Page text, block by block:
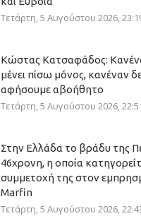
Τετάρτη, 5 Αυγούστου 2026,
Κώστας Κατσαφάδος:
μένει πίσω μόνος, κανέναν
αφήσουμε αβοήθητο
Τετάρτη, 5 Αυγούστου 2026,
Στην Ελλάδα το βράδυ της
46χρονη, η οποία
συμμετοχή της στον
Marfin
Τετάρτη, 5 Αυγούστου 2026,